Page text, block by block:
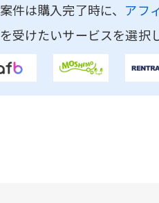
件は購入完了時に、 アフ
受けたいサービスを選択